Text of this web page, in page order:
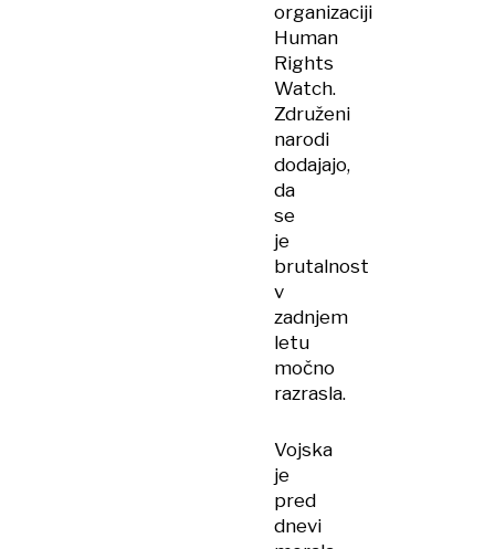
organizaciji
Human
Rights
Watch.
Združeni
narodi
dodajajo,
da
se
je
brutalnost
v
zadnjem
letu
močno
razrasla.
Vojska
je
pred
dnevi